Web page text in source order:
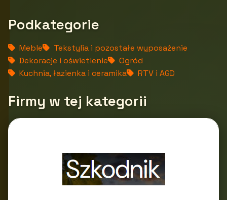
Podkategorie
Meble
Tekstylia i pozostałe wyposażenie
Dekoracje i oświetlenie
Ogród
Kuchnia, łazienka i ceramika
RTV i AGD
Firmy w tej kategorii